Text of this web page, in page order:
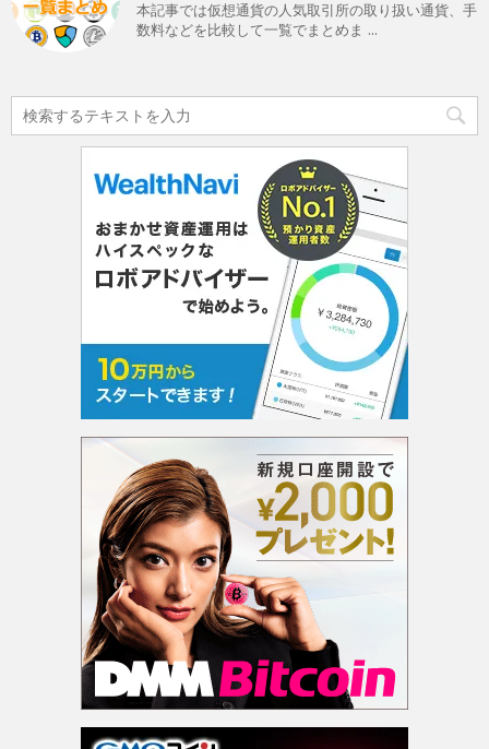
本記事では仮想通貨の人気取引所の取り扱い通貨、手
数料などを比較して一覧でまとめま ...